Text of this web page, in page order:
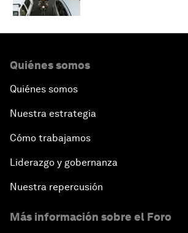
Quiénes somos
Quiénes somos
Nuestra estrategia
Cómo trabajamos
Liderazgo y gobernanza
Nuestra repercusión
Más información sobre el Foro